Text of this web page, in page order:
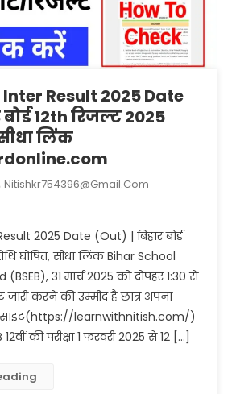
Result 2025 Date
12th रिजल्ट 2025
लिंक
Nitishkr754396@gmail.com
2025 Date (Out) | बिहार बोर्ड
घोषित, सीधा लिंक Bihar School
31 मार्च 2025 को दोपहर 1:30 से
जारी करने की उम्मीद है छात्र अपना
learnwithnitish.com/)
की परीक्षा 1 फरवरी 2025 से 12 […]